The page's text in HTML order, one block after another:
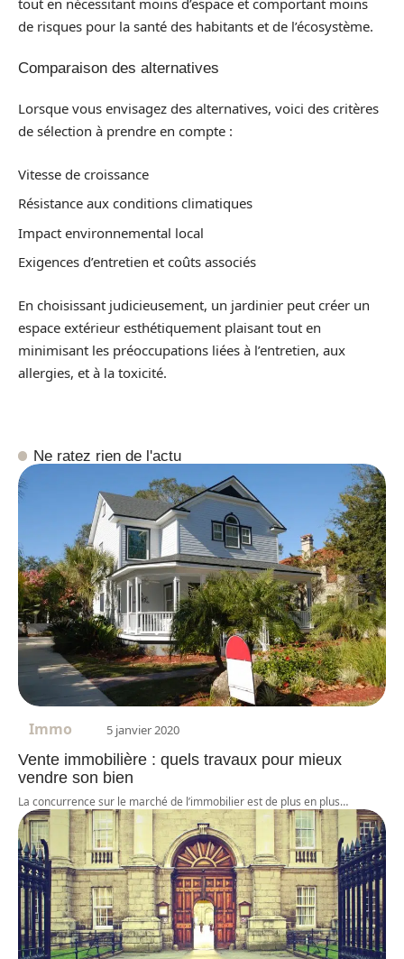
tout en nécessitant moins d’espace et comportant moins
de risques pour la santé des habitants et de l’écosystème.
Comparaison des alternatives
Lorsque vous envisagez des alternatives, voici des critères
de sélection à prendre en compte :
Vitesse de croissance
Résistance aux conditions climatiques
Impact environnemental local
Exigences d’entretien et coûts associés
En choisissant judicieusement, un jardinier peut créer un
espace extérieur esthétiquement plaisant tout en
minimisant les préoccupations liées à l’entretien, aux
allergies, et à la toxicité.
Ne ratez rien de l'actu
Immo 5 janvier 2020
Vente immobilière : quels travaux pour mieux
vendre son bien
La concurrence sur le marché de l’immobilier est de plus en plus…